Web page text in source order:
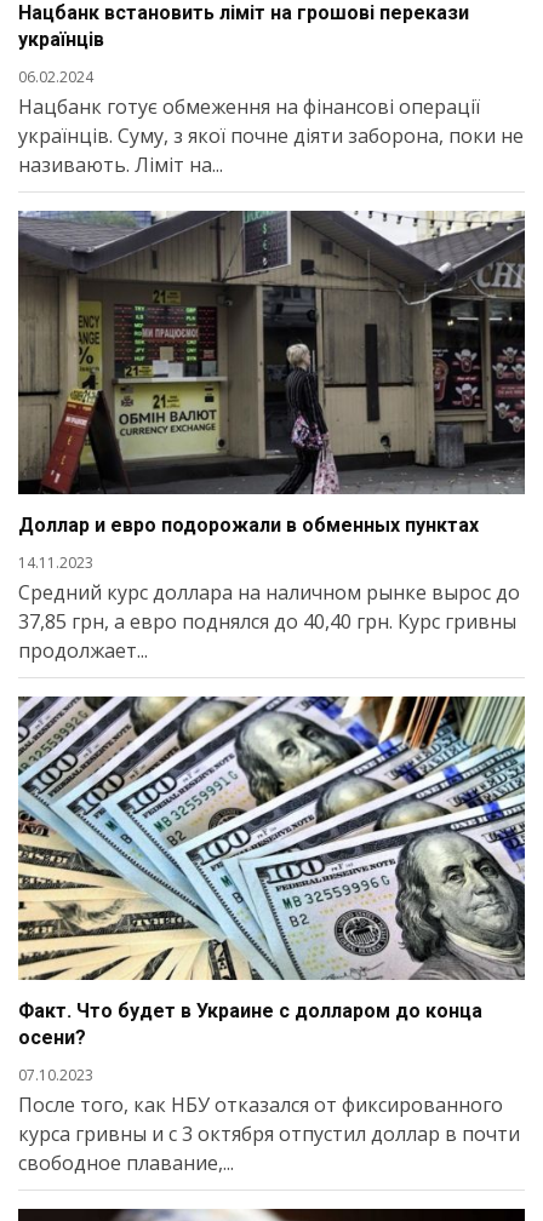
Нацбанк встановить ліміт на грошові перекази
українців
06.02.2024
Нацбанк готує обмеження на фінансові операції
українців. Суму, з якої почне діяти заборона, поки не
називають. Ліміт на...
Доллар и евро подорожали в обменных пунктах
14.11.2023
Средний курс доллара на наличном рынке вырос до
37,85 грн, а евро поднялся до 40,40 грн. Курс гривны
продолжает...
Факт. Что будет в Украине с долларом до конца
осени?
07.10.2023
После того, как НБУ отказался от фиксированного
курса гривны и с 3 октября отпустил доллар в почти
свободное плавание,...